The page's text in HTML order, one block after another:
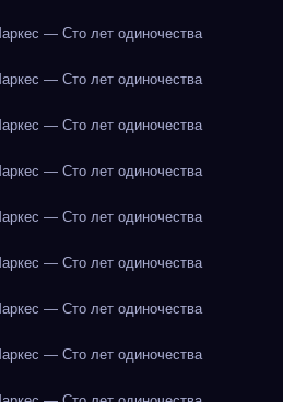
— Сто лет одиночества
— Сто лет одиночества
— Сто лет одиночества
— Сто лет одиночества
— Сто лет одиночества
— Сто лет одиночества
— Сто лет одиночества
— Сто лет одиночества